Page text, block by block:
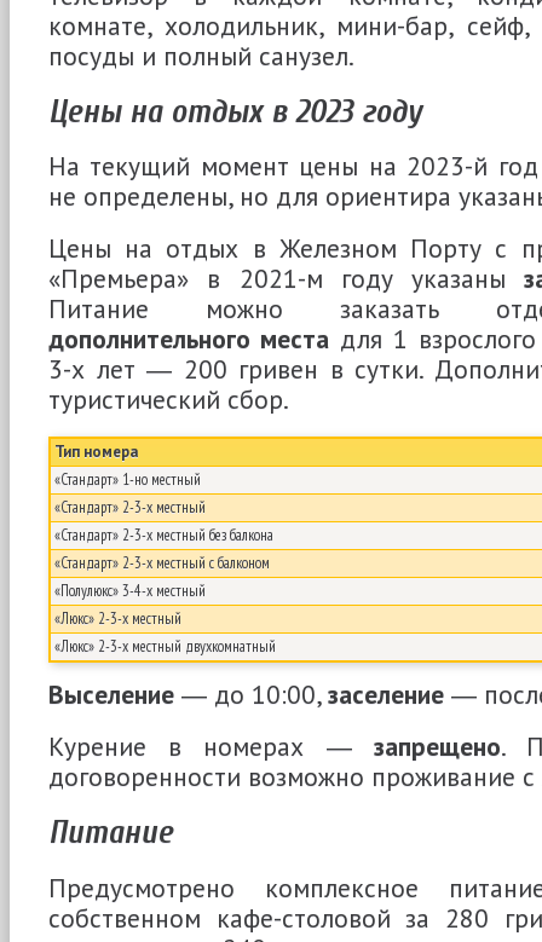
комнате, холодильник, мини-бар,
посуды и полный санузел.
Цены на отдых в 2023 году
На текущий момент цены на 2023-й
не определены, но для ориентира
Цены на отдых в Железном Порту с
«Премьера» в 2021-м году указаны
Питание можно заказать
дополнительного местадля 1
3-х лет ― 200 гривен в сутки.
туристический сбор.
Тип номера
«Стандарт» 1-но местный
«Стандарт» 2-3-х местный
«Стандарт» 2-3-х местный без балкона
«Стандарт» 2-3-х местный с балконом
«Полулюкс» 3-4-х местный
«Люкс» 2-3-х местный
«Люкс» 2-3-х местный двухкомнатный
Выселение ― до 10:00,заселение ―
Курение в номерах ― запрещено.
договоренности возможно проживание
Питание
Предусмотрено комплексное
собственном кафе-столовой за 280